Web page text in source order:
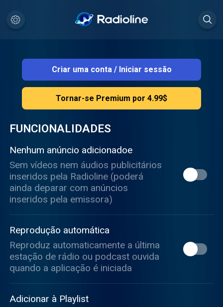
Criar uma conta/ Iniciar sessão
Tornar-se Premium por 4.99$
FUNCIONALIDADES
Nenhum anúncio adicionadoe
Sem vídeos nem áudios publicitários
inseridos pela Radioline (poderá
ainda deparar com anúncios
inseridos pela emissora)
Reprodução automática
Reproduz automaticamente a última
estação de rádio ou podcast ouvida
quando a aplicação é iniciada
Adicionar à Playlist